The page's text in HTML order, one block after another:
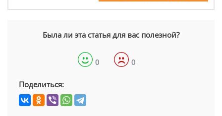
Была ли эта статья для вас полезной?
0 0
Поделиться: